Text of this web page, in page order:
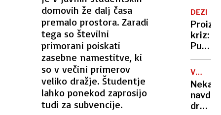
domovih že dalj časa
premalo prostora. Zaradi
tega so številni
primorani poiskati
zasebne namestitve, ki
so v večini primerov
veliko dražje. Študentje
lahko ponekod zaprosijo
tudi za subvencije.
in
rakete
97-
letnica
z
podrla
lastni
rekord
kriz:
Putin
je
našel
novo
orožje
za
V
ZDA
drugi